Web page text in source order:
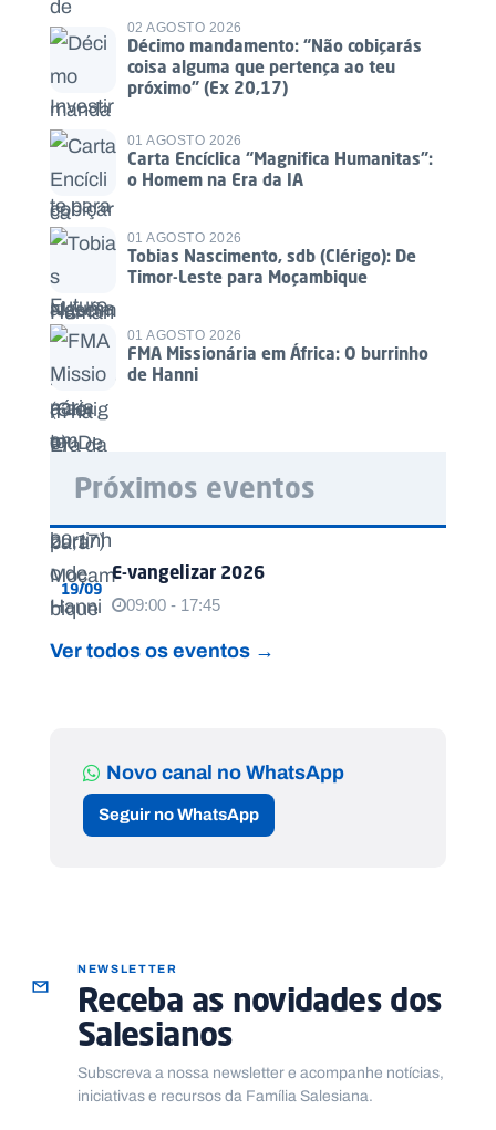
02 AGOSTO 2026
Décimo mandamento: “Não cobiçarás
coisa alguma que pertença ao teu
próximo” (Ex 20,17)
01 AGOSTO 2026
Carta Encíclica “Magnifica Humanitas”:
o Homem na Era da IA
01 AGOSTO 2026
Tobias Nascimento, sdb (Clérigo): De
Timor-Leste para Moçambique
01 AGOSTO 2026
FMA Missionária em África: O burrinho
de Hanni
Próximos eventos
19/09
E-vangelizar 2026
09:00 - 17:45
Ver todos os eventos →
Novo canal no WhatsApp
Seguir no WhatsApp
NEWSLETTER
Receba as novidades dos
Salesianos
Subscreva a nossa newsletter e acompanhe notícias,
iniciativas e recursos da Família Salesiana.